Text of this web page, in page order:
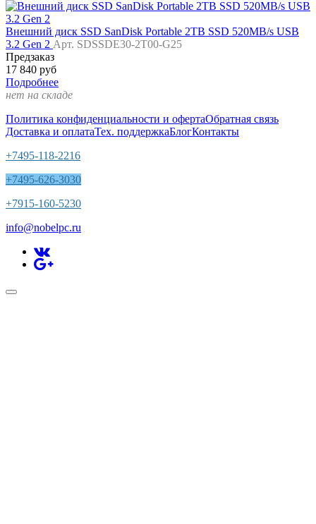
Внешний диск SSD SanDisk Portable 2TB SSD 520MB/s USB
3.2 Gen 2 Арт. SDSSDE30-2T00-G25
Предзаказ
17 840 руб
Подробнее
нет на складе
Политика конфиденциальности и офертаОбратная связь
Доставка и оплатаТех. поддержкаБлогКонтакты
+7495-118-2216
+7495-626-3030
+7915-160-5230
info@nobelpc.ru